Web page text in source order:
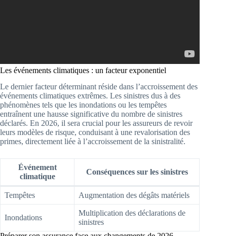
Les événements climatiques : un facteur exponentiel
Le dernier facteur déterminant réside dans l’accroissement des
événements climatiques extrêmes. Les sinistres dus à des
phénomènes tels que les inondations ou les tempêtes
entraînent une hausse significative du nombre de sinistres
déclarés. En 2026, il sera crucial pour les assureurs de revoir
leurs modèles de risque, conduisant à une revalorisation des
primes, directement liée à l’accroissement de la sinistralité.
Événement
climatique
Conséquences sur les sinistres
Tempêtes Augmentation des dégâts matériels
Inondations
Multiplication des déclarations de
sinistres